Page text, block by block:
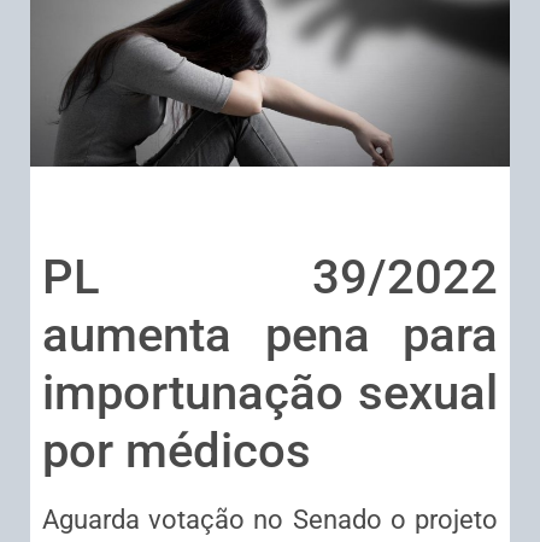
PL 39/2022
aumenta pena para
importunação sexual
por médicos
Aguarda votação no Senado o projeto